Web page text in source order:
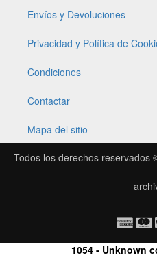
Envíos y Devoluciones
Privacidad y Política de
Condiciones
Contactar
Mapa del sitio
Todos los derechos reservados
1054 - Unknown